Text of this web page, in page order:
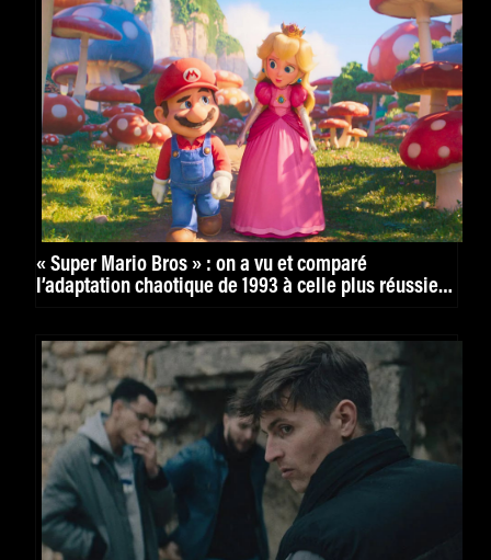
« Super Mario Bros » : on a vu et comparé
l’adaptation chaotique de 1993 à celle plus réussie